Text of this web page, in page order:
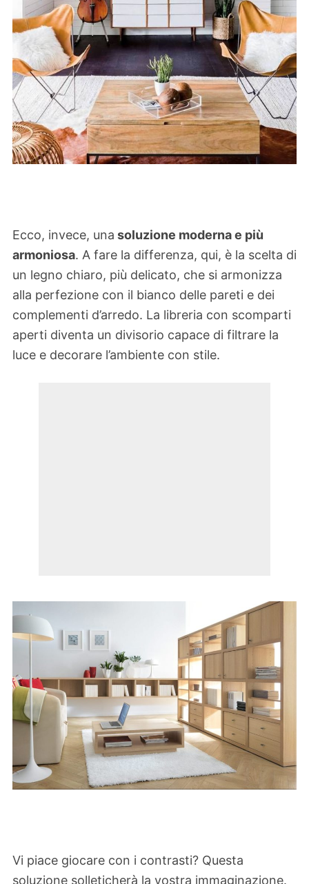
Ecco, invece, una soluzione moderna e più
armoniosa. A fare la differenza, qui, è la scelta di
un legno chiaro, più delicato, che si armonizza
alla perfezione con il bianco delle pareti e dei
complementi d’arredo. La libreria con scomparti
aperti diventa un divisorio capace di filtrare la
luce e decorare l’ambiente con stile.
Vi piace giocare con i contrasti? Questa
soluzione solleticherà la vostra immaginazione.